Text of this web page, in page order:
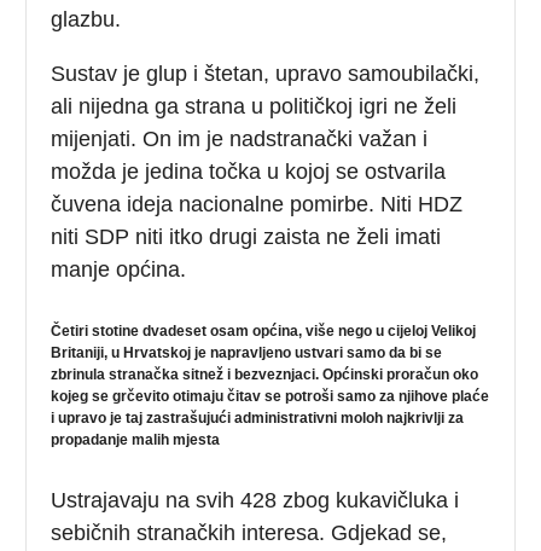
glazbu.
Sustav je glup i štetan, upravo samoubilački,
ali nijedna ga strana u političkoj igri ne želi
mijenjati. On im je nadstranački važan i
možda je jedina točka u kojoj se ostvarila
čuvena ideja nacionalne pomirbe. Niti HDZ
niti SDP niti itko drugi zaista ne želi imati
manje općina.
Četiri stotine dvadeset osam općina, više nego u cijeloj Velikoj
Britaniji, u Hrvatskoj je napravljeno ustvari samo da bi se
zbrinula stranačka sitnež i bezveznjaci. Općinski proračun oko
kojeg se grčevito otimaju čitav se potroši samo za njihove plaće
i upravo je taj zastrašujući administrativni moloh najkrivlji za
propadanje malih mjesta
Ustrajavaju na svih 428 zbog kukavičluka i
sebičnih stranačkih interesa. Gdjekad se,